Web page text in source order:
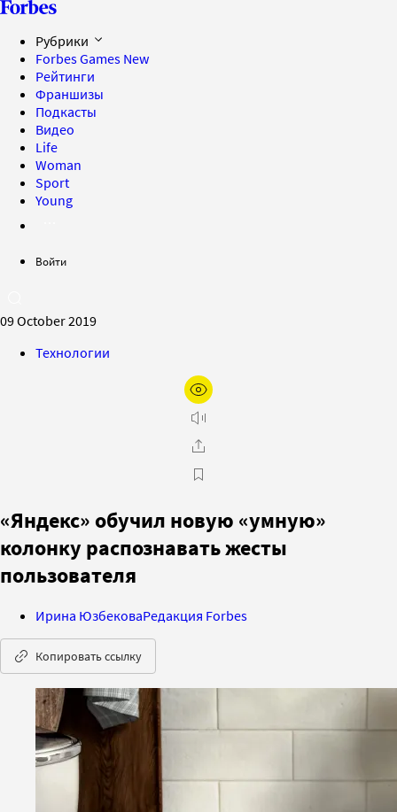
Рубрики
Forbes Games New
Рейтинги
Франшизы
Подкасты
Видео
Life
Woman
Sport
Young
Войти
09 October 2019
Технологии
«Яндекс» обучил новую «умную»
колонку распознавать жесты
пользователя
Ирина ЮзбековаРедакция Forbes
Копировать ссылку